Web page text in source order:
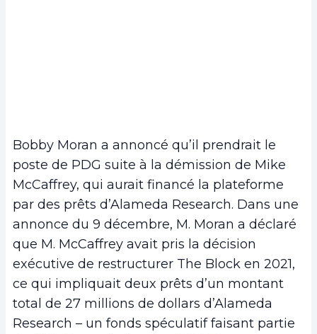
Bobby Moran a annoncé qu’il prendrait le
poste de PDG suite à la démission de Mike
McCaffrey, qui aurait financé la plateforme
par des prêts d’Alameda Research. Dans une
annonce du 9 décembre, M. Moran a déclaré
que M. McCaffrey avait pris la décision
exécutive de restructurer The Block en 2021,
ce qui impliquait deux prêts d’un montant
total de 27 millions de dollars d’Alameda
Research – un fonds spéculatif faisant partie